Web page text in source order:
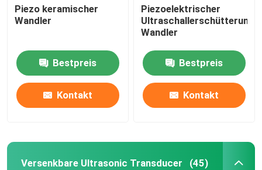
Piezo keramischer
Wandler
Bestpreis
Kontakt
Piezoelektrischer
Wandler
Bestpreis
Kontakt
Versenkbare Ultrasonic Transducer (45)